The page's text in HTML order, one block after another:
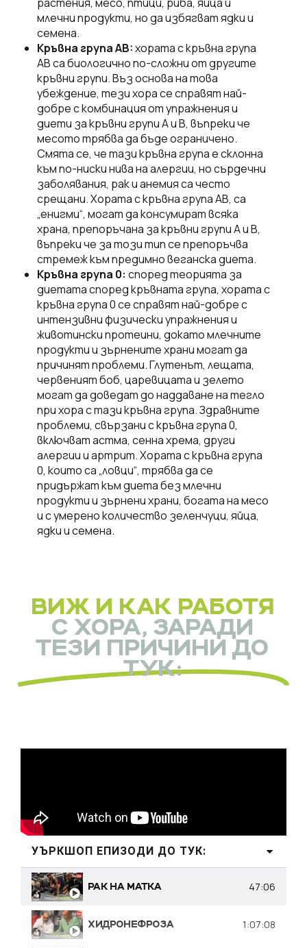
млечни продукти, но да избягват ядки и
семена.
Кръвна група AB:хората с кръвна група
AB са биологично по-сложни от другите
кръвни групи. Въз основа на това
убеждение, тези хора се справят най-
добре с комбинация от упражнения и
диети за кръвни групи A и B, въпреки че
месото трябва да бъде ограничено.
Смята се, че тази кръвна група е склонна
към по-ниски нива на алергии, но сърдечни
заболявания, рак и анемия са често
срещани. Хората с кръвна група AB, са
„енигми“, могат да консумират всяка
храна, препоръчана за кръвни групи A и B,
въпреки че за този тип се препоръчва
стремеж към предимно веганска диета.
Кръвна група 0: според теорията за
диетата според кръвната група, хората с
кръвна група 0 се справят най-добре с
интензивни физически упражнения и
животински протеини, докато млечните
продукти и зърнените храни могат да
причинят проблеми. Глутенът, лещата,
червеният боб, царевицата и зелето
могат да доведат до наддаване на тегло
при хора с тази кръвна група. Здравните
проблеми, свързани с кръвна група 0,
включват астма, сенна хрема, други
алергии и артрит. Хората с кръвна група
0, които са „ловци“, трябва да се
придържат към диета без млечни
продукти и зърнени храни, богата на месо
и с умерено количество зеленчуци, яйца,
ядки и семена.
ВИЖ И КАК РАБОТЯ
С ХОРА, ЗАРАДИ
ТЕЗИ ПРИЧИНИ ДО
ТУК:
УЪРКШОП ЕПИЗОДИ ДО ТУК:
РАК НА МАТКА 47:06
ХИДРОНЕФРОЗА 1:07:08